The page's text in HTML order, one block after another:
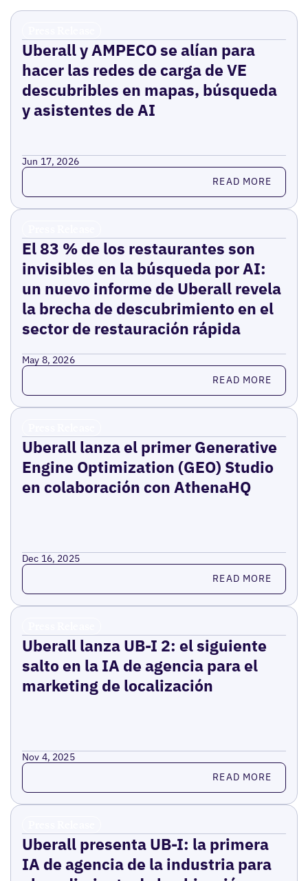
Uberall y AMPECO se alían para
hacer las redes de carga de VE
descubribles en mapas, búsqueda
y asistentes de AI
Jun 17, 2026
Read more READ MORE
El 83 % de los restaurantes son
invisibles en la búsqueda por AI:
un nuevo informe de Uberall revela
la brecha de descubrimiento en el
sector de restauración rápida
May 8, 2026
Read more READ MORE
Uberall lanza el primer Generative
Engine Optimization (GEO) Studio
en colaboración con AthenaHQ
Dec 16, 2025
Read more READ MORE
Uberall lanza UB-I 2: el siguiente
salto en la IA de agencia para el
marketing de localización
Nov 4, 2025
Read more READ MORE
Uberall presenta UB-I: la primera
IA de agencia de la industria para